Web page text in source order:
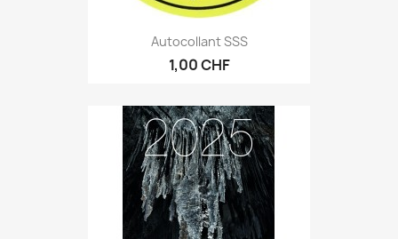
Autocollant SSS
1,00 CHF